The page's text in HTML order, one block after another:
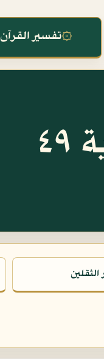
۞تفسير القرآن
الثقلين